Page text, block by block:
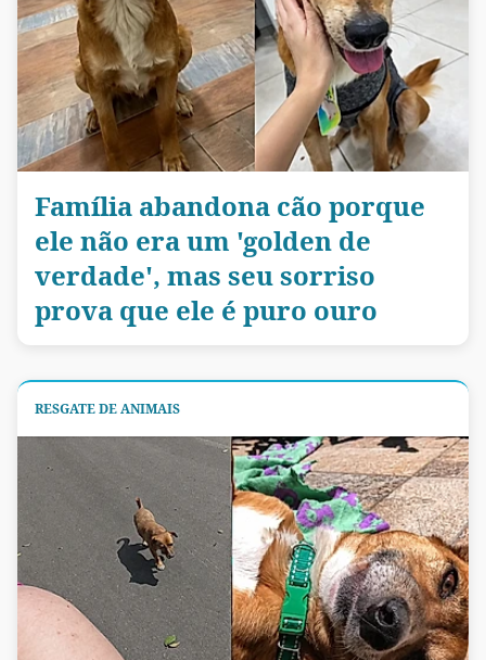
Família abandona cão porque
ele não era um 'golden de
verdade', mas seu sorriso
prova que ele é puro ouro
RESGATE DE ANIMAIS